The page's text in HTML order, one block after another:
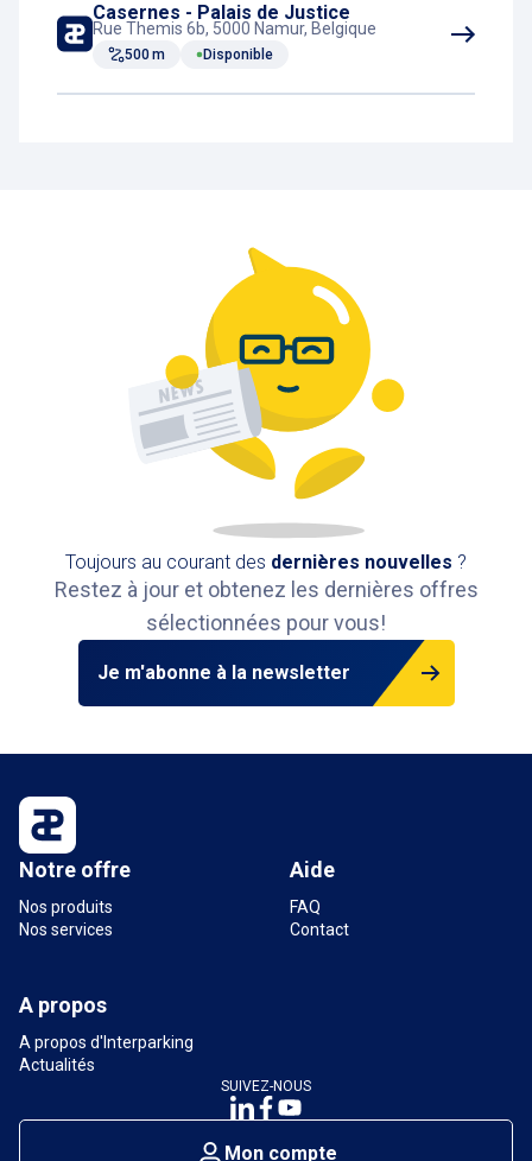
Casernes - Palais de Justice
Rue Themis 6b, 5000 Namur, Belgique
500 m Disponible
Toujours au courant des dernières nouvelles ?
Restez à jour et obtenez les dernières offres
sélectionnées pour vous!
Je m'abonne à la newsletter
Notre offre
Nos produits
Nos services
Aide
FAQ
Contact
A propos
A propos d'Interparking
Actualités
SUIVEZ-NOUS
Mon compte